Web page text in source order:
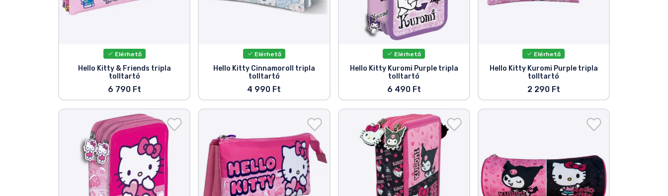
Elérhető
Hello Kitty & Friends tripla
tolltartó
6 790 Ft
Elérhető
Hello Kitty Cinnamoroll tripla
tolltartó
4 990 Ft
Elérhető
Hello Kitty Kuromi Purple tripla
tolltartó
6 490 Ft
Elérhető
Hello Kitty Kuromi Purple tripla
tolltartó
2 290 Ft